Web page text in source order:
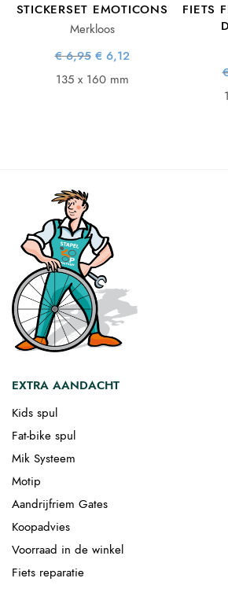
STICKERSET EMOTICONS
Merkloos
€6,95 Oorspronkelijke
prijs was:
€ 6,95.
€ 6,12Huidige
135 x 160 mm
FIETS
EXTRA AANDACHT
Kids spul
Fat-bike spul
Mik Systeem
Motip
Aandrijfriem Gates
Koopadvies
Voorraad in de winkel
Fiets reparatie